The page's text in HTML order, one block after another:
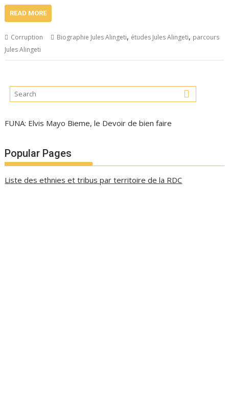
READ MORE
Corruption Biographie Jules Alingeti, études Jules Alingeti, parcours
Jules Alingeti
FUNA: Elvis Mayo Bieme, le Devoir de bien faire
Popular Pages
Liste des ethnies et tribus par territoire de la RDC